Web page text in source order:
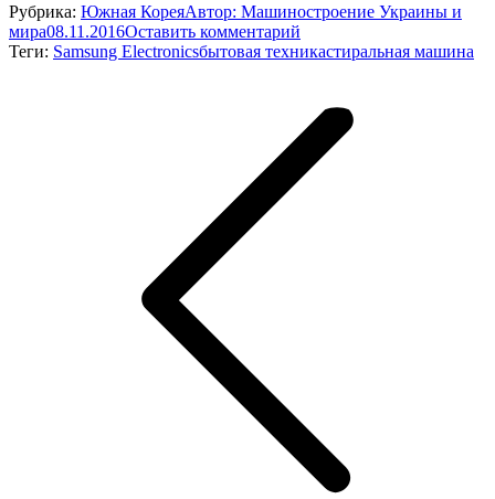
Рубрика: Южная КореяАвтор: Машиностроение Украины и
мира08.11.2016Оставить комментарий
Теги: Samsung Electronicsбытовая техникастиральная машина